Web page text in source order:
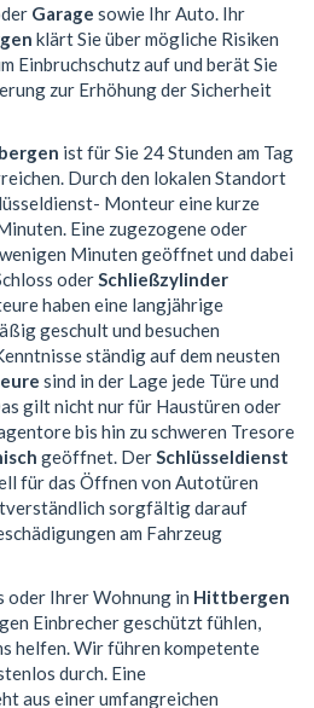
Garage sowie Ihr Auto. Ihr
klärt Sie über mögliche Risiken
Einbruchschutz auf und berät Sie
zur Erhöhung der Sicherheit
ist für Sie 24 Stunden am Tag
Durch den lokalen Standort
Monteur eine kurze
Eine zugezogene oder
Minuten geöffnet und dabei
oderSchließzylinder
haben eine langjährige
geschult und besuchen
ständig auf dem neusten
sind in der Lage jede Türe und
gilt nicht nur für Haustüren oder
bis hin zu schweren Tresore
geöffnet. DerSchlüsseldienst
für das Öffnen von Autotüren
sorgfältig darauf
am Fahrzeug
oder Ihrer Wohnung in Hittbergen
Einbrecher geschützt fühlen,
helfen. Wir führen kompetente
durch. Eine
aus einer umfangreichen